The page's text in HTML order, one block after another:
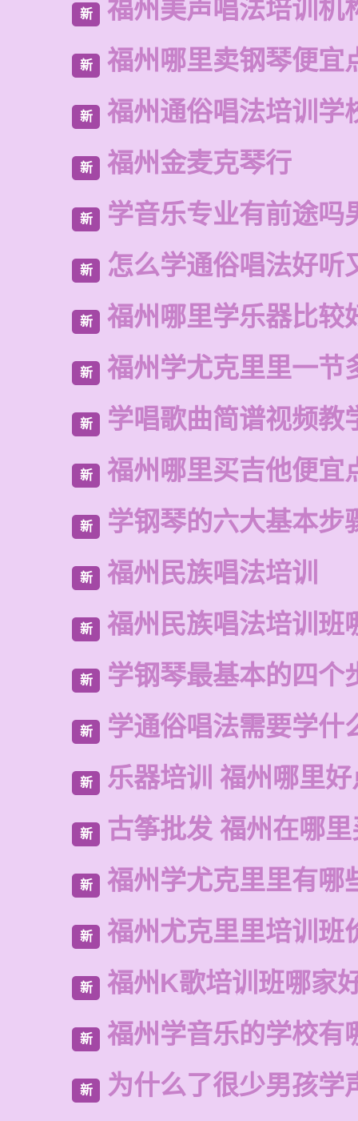
新 福州美声唱法培训机
新 福州哪里卖钢琴便宜
新 福州通俗唱法培训学
新 福州金麦克琴行
新 学音乐专业有前途吗
新 怎么学通俗唱法好听
新 福州哪里学乐器比较
新 福州学尤克里里一节
新 学唱歌曲简谱视频教
新 福州哪里买吉他便宜
新 学钢琴的六大基本步
新 福州民族唱法培训
新 福州民族唱法培训班
新 学钢琴最基本的四个
新 学通俗唱法需要学什
新 乐器培训 福州哪里
新 古筝批发 福州在哪
新 福州学尤克里里有哪
新 福州尤克里里培训班
新 福州K歌培训班哪家
新 福州学音乐的学校有
新 为什么了很少男孩学